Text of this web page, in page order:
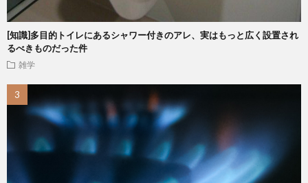
[知識]多目的トイレにあるシャワー付きのアレ、実はもっと広く設置され
るべきものだった件
雑学